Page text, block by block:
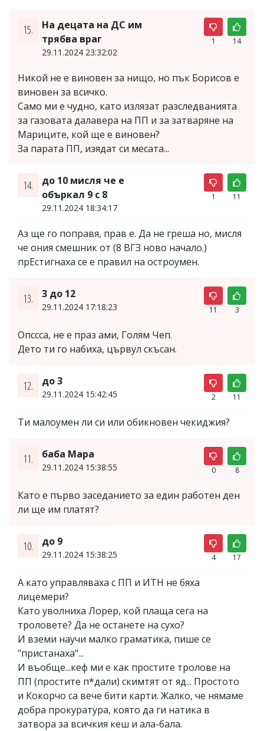
15.
На децата на ДС им
трябва враг
29.11.2024 23:32:02
1 14
Никой не е виновен за нищо, но пък Борисов е
виновен за всичко.
Само ми е чудно, като излязат разследванията
за газовата далавера на ПП и за затваряне на
Мариците, кой ще е виновен?
За парата ПП, изядат си месата...
14.
до 10 мисля че е
объркал 9 с 8
29.11.2024 18:34:17
1 11
Аз ще го поправя, прав е. Да не греша но, мисля
че ония смешник от (8 ВГЗ ново начало.)
прЕстигнаха се е правил на остроумен.
13. 3 до 12
29.11.2024 17:18:23 11 3
Опссса, не е праз ами, Голям Чеп.
Дето ти го набиха, цървул скъсан.
12. до 3
29.11.2024 15:42:45 2 11
Ти малоумен ли си или обикновен чекиджия?
11. баба Мара
29.11.2024 15:38:55 0 8
Като е първо заседанието за един работен ден
ли ще им платят?
10. до 9
29.11.2024 15:38:25 4 17
А като управляваха с ПП и ИТН не бяха
лицемери?
Като уволниха Лорер, кой плаща сега на
троловете? Да не останете на сухо?
И вземи научи малко граматика, пише се
"пристанаха"...
И въобще...кеф ми е как простите тролове на
ПП (простите п*дали) скимтят от яд... Простото
и Кокорчо са вече бити карти. Жалко, че нямаме
добра прокуратура, която да ги натика в
затвора за всичкия кеш и ала-бала.